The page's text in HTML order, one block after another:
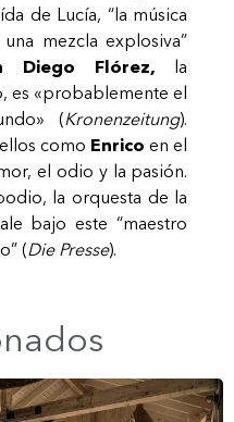
de Lucía, “la música
mezcla explosiva”
Diego Flórez, la
es «probablemente el
(Kronenzeitung).
como Enrico en el
el odio y la pasión.
la orquesta de la
bajo este “maestro
(Die Presse).